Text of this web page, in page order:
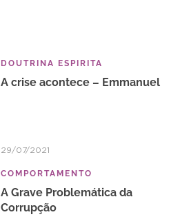
DOUTRINA ESPIRITA
A crise acontece – Emmanuel
29/07/2021
COMPORTAMENTO
A Grave Problemática da
Corrupção